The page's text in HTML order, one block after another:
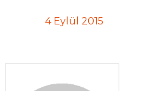
4 Eylül 2015